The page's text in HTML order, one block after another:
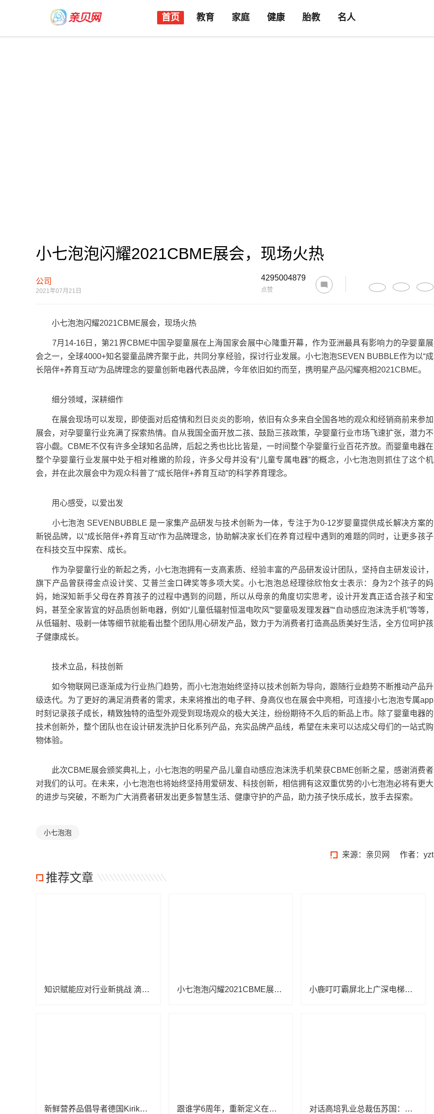
首页 教育 家庭 健康 胎教 名人
小七泡泡闪耀2021CBME展会，现场火热
公司
2021年07月21日
4295004879
点赞
小七泡泡闪耀2021CBME展会，现场火热
7月14-16日，第21界CBME中国孕婴童展在上海国家会展中心隆重开幕，作为亚洲最具有影响力的孕婴童展
会之一，全球4000+知名婴童品牌齐聚于此，共同分享经验，探讨行业发展。小七泡泡SEVEN BUBBLE作为以“成
长陪伴+养育互动”为品牌理念的婴童创新电器代表品牌，今年依旧如约而至，携明星产品闪耀亮相2021CBME。
细分领域，深耕细作
在展会现场可以发现，即使面对后疫情和烈日炎炎的影响，依旧有众多来自全国各地的观众和经销商前来参加
展会，对孕婴童行业充满了探索热情。自从我国全面开放二孩、鼓励三孩政策，孕婴童行业市场飞速扩张，潜力不
容小觑。CBME不仅有许多全球知名品牌，后起之秀也比比皆是，一时间整个孕婴童行业百花齐放。而婴童电器在
整个孕婴童行业发展中处于相对稚嫩的阶段，许多父母并没有“儿童专属电器”的概念，小七泡泡则抓住了这个机
会，并在此次展会中为观众科普了“成长陪伴+养育互动”的科学养育理念。
用心感受，以爱出发
小七泡泡 SEVENBUBBLE 是一家集产品研发与技术创新为一体，专注于为0-12岁婴童提供成长解决方案的
新锐品牌，以“成长陪伴+养育互动”作为品牌理念，协助解决家长们在养育过程中遇到的难题的同时，让更多孩子
在科技交互中探索、成长。
作为孕婴童行业的新起之秀，小七泡泡拥有一支高素质、经验丰富的产品研发设计团队，坚持自主研发设计，
旗下产品曾获得金点设计奖、艾普兰金口碑奖等多项大奖。小七泡泡总经理徐欣怡女士表示：身为2个孩子的妈
妈，她深知新手父母在养育孩子的过程中遇到的问题，所以从母亲的角度切实思考，设计开发真正适合孩子和宝
妈，甚至全家皆宜的好品质创新电器，例如“儿童低辐射恒温电吹风”“婴童吸发理发器”“自动感应泡沫洗手机”等等，
从低辐射、吸剃一体等细节就能看出整个团队用心研发产品，致力于为消费者打造高品质美好生活，全方位呵护孩
子健康成长。
技术立品，科技创新
如今物联网已逐渐成为行业热门趋势，而小七泡泡始终坚持以技术创新为导向，跟随行业趋势不断推动产品升
级迭代。为了更好的满足消费者的需求，未来将推出的电子秤、身高仪也在展会中亮相，可连接小七泡泡专属app
时刻记录孩子成长，精致独特的造型外观受到现场观众的极大关注，纷纷期待不久后的新品上市。除了婴童电器的
技术创新外，整个团队也在设计研发洗护日化系列产品，充实品牌产品线，希望在未来可以达成父母们的一站式购
物体验。
此次CBME展会颁奖典礼上，小七泡泡的明星产品儿童自动感应泡沫洗手机荣获CBME创新之星，感谢消费者
对我们的认可。在未来，小七泡泡也将始终坚持用爱研发、科技创新，相信拥有这双重优势的小七泡泡必将有更大
的进步与突破，不断为广大消费者研发出更多智慧生活、健康守护的产品，助力孩子快乐成长，放手去探索。
小七泡泡
来源： 亲贝网 作者：yzt
推荐文章
知识赋能应对行业新挑战 滴适宝“儿童健康与发展学术研讨专项培训”长沙站圆满成功 小七泡泡闪耀2021CBME展会，现场火热 小鹿叮叮霸屏北上广深电梯广告 切实提升品牌影响力
新鲜营养品倡导者德国Kiriko凯利蔻携爆品参展进博会 跟谁学6周年，重新定义在线直播大班课 对话高培乳业总裁伍苏国：重构未来，高培臻爱草饲奶粉刷新市场新格局